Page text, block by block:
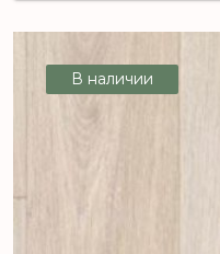
В наличии